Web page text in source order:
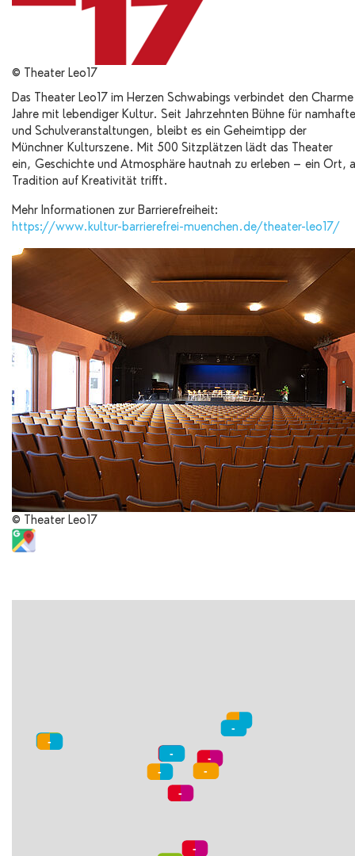
© Theater Leo17
Das Theater Leo17 im Herzen Schwabings verbindet den
Jahre mit lebendiger Kultur. Seit Jahrzehnten Bühne für
und Schulveranstaltungen, bleibt es ein Geheimtipp der
Münchner Kulturszene. Mit 500 Sitzplätzen lädt das Theater
ein, Geschichte und Atmosphäre hautnah zu erleben – ein Ort,
Tradition auf Kreativität trifft.
Mehr Informationen zur Barrierefreiheit:
https://www.kultur-barrierefrei-muenchen.de/theater-leo17/
© Theater Leo17